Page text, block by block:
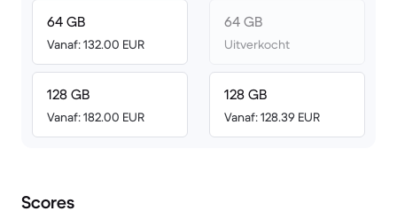
64 GB
Vanaf: 132.00 EUR
128 GB
Vanaf: 182.00 EUR
64 GB
Uitverkocht
128 GB
Vanaf: 128.39 EUR
Scores